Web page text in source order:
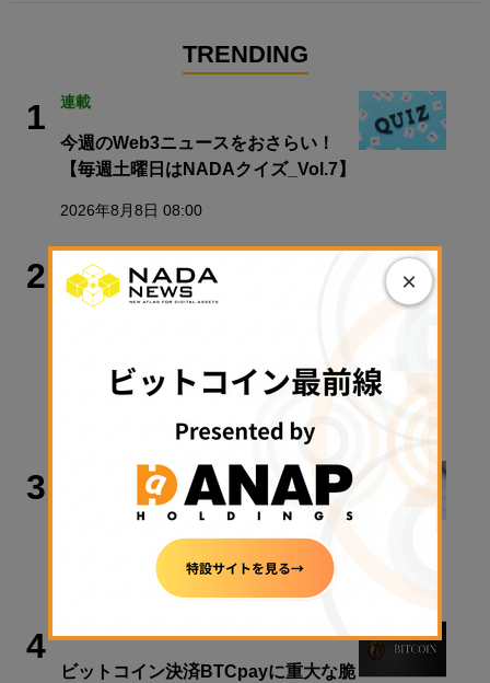
TRENDING
1 連載
今週のWeb3ニュースをおさらい！
【毎週土曜日はNADAクイズ_Vol.7】
2026年8月8日 08:00
2 ビットコイン
暗号資産20％分離課税は2028年1月か
【エックスウィン】
2026年8月8日 06:00
3
金融庁、暗号資産新課のトップに安富
2026年8月7日 17:26
4
ビットコイン決済BTCpayに重大な脆
×